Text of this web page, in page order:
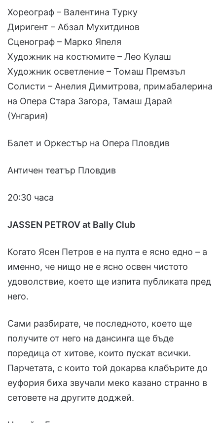
Хореограф – Валентина Турку
Диригент – Абзал Мухитдинов
Сценограф – Марко Япеля
Художник на костюмите – Лео Кулаш
Художник осветление – Томаш Премзъл
Солисти – Анелия Димитрова, примабалерина
на Опера Стара Загора, Тамаш Дарай
(Унгария)
Балет и Оркестър на Опера Пловдив
Античен театър Пловдив
20:30 часа
JASSEN PETROV at Bally Club
Когато Ясен Петров е на пулта е ясно едно – а
именно, че нищо не е ясно освен чистото
удоволствие, което ще изпита публиката пред
него.
Сами разбирате, че последното, което ще
получите от него на дансинга ще бъде
поредица от хитове, които пускат всички.
Парчетата, с които той докарва клабърите до
еуфория биха звучали меко казано странно в
сетовете на другите доджей.